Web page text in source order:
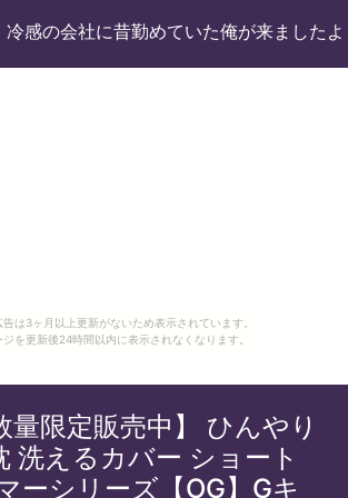
は3ヶ月以上更新がないため表示されています。
ジを更新後24時間以内に表示されなくなります。
感の会社に昔勤めていた俺が来ましたよ
量限定販売中】 ひんやり
洗えるカバー ショート
ーシリーズ【OG】Gキ